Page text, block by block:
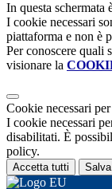
In questa schermata
I cookie necessari
piattaforma e non è
Per conoscere quali
visionare la
Cookie necessari
I cookie necessari
disabilitati. È
policy.
Accetta tutti